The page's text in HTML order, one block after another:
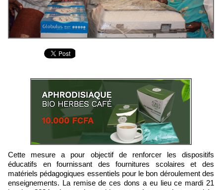
Cette mesure a pour objectif de renforcer les dispositifs
éducatifs en fournissant des fournitures scolaires et des
matériels pédagogiques essentiels pour le bon déroulement des
enseignements. La remise de ces dons a eu lieu ce mardi 21